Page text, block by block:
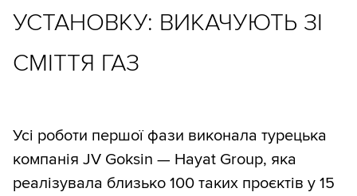
УСТАНОВКУ: ВИКАЧУЮТЬ ЗІ
СМІТТЯ ГАЗ
Усі роботи першої фази виконала турецька
компанія JV Goksin — Hayat Group, яка
реалізувала близько 100 таких проєктів у 15